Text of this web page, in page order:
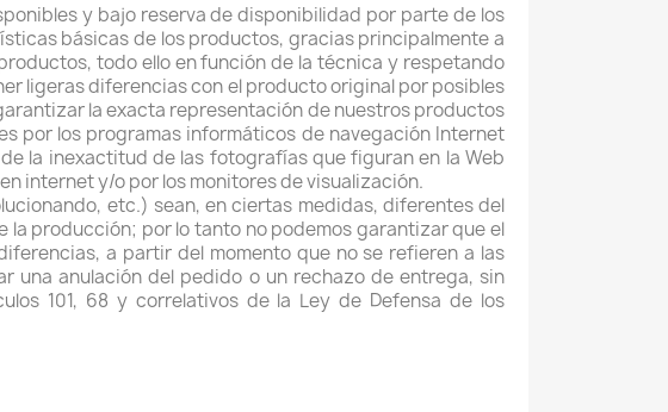
y bajo reserva de disponibilidad por parte de los
básicas de los productos, gracias principalmente a
todo ello en función de la técnica y respetando
ligeras diferencias con el producto original por posibles
la exacta representación de nuestros productos
por los programas informáticos de navegación Internet
la inexactitud de las fotografías que figuran en la Web
internet y/o por los monitores de visualización.
etc.) sean, en ciertas medidas, diferentes del
producción; por lo tanto no podemos garantizar que el
a partir del momento que no se refieren a las
anulación del pedido o un rechazo de entrega, sin
101, 68 y correlativos de la Ley de Defensa de los